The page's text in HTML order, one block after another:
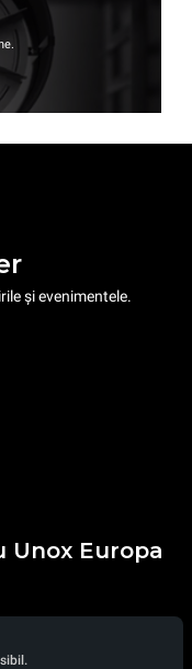
și evenimentele.
Europa